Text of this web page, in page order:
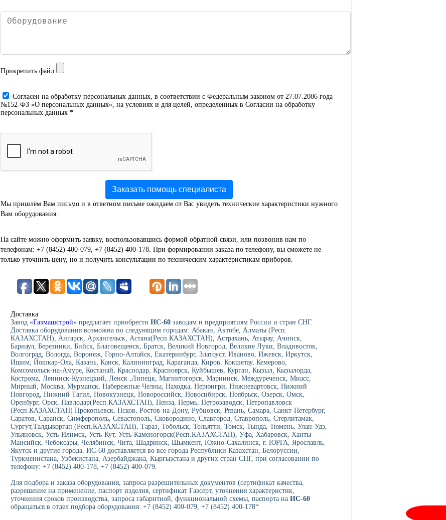
Прикрепить файл
Cогласен на обработку персональных данных, в соответствии с Федеральным законом от 27.07.2006 года
№152-ФЗ «О персональных данных», на условиях и для целей, определенных в Согласии на обработку
персональных данных *
Заказать помощь специалиста
Мы пришлём Вам письмо и в ответном письме ожидаем от Вас увидеть технические характеристики нужного
Вам оборудования.
На сайте можно оформить заявку, воспользовавшись формой обратной связи, или позвонив нам по
телефонам: +7 (8452) 400-079, +7 (8452) 400-178. При формировании заказа по телефону, вы сможете не
только уточнить цену, но и получить консультации по техническим характеристикам приборов.
Доставка
Завод «Газмашстрой» предлагает приобрести ИС-60заводам и предприятиям России и стран СНГ.
Доставка оборудования возможна по следующим городам: Абакан, Актобе, Алматы (Респ.
КАЗАХСТАН), Ангарск, Архангельск, Астана(Респ.КАЗАХСТАН), Астрахань, Атырау, Ачинск,
Барнаул, Березники, Бийск, Благовещенск, Братск, Великий Новгород, Великие Луки, Владивосток,
Волгоград, Вологда, Воронеж, Горно-Алтайск, Екатеринбург, Златоуст, Иваново, Ижевск, Иркутск,
Ишим, Йошкар-Ола, Казань, Канск, Калининград, Караганда, Киров, Кокшетау, Кемерово,
Комсомольск-на-Амуре, Костанай, Краснодар, Красноярск, Куйбышев, Курган, Кызыл, Кызылорда,
Кострома, Ленинск-Кузнецкий, Ленск ,Липецк, Магнитогорск, Мариинск, Междуреченск, Миасс,
Мирный, Москва, Мурманск, Набережные Челны, Находка, Нерюнгри, Нижневартовск, Нижний
Новгород, Нижний Тагил, Новокузнецк, Новороссийск, Новосибирск, Ноябрьск, Озерск, Омск,
Оренбург, Орск, Павлодар(Респ.КАЗАХСТАН), Пенза, Пермь, Петрозаводск, Петропавловск
(Респ.КАЗАХСТАН) Прокопьевск, Псков, Ростов-на-Дону, Рубцовск, Рязань, Самара, Санкт-Петербург,
Саратов, Саранск, Симферополь, Севастополь, Сковородино, Славгород, Ставрополь, Стерлитамак,
Сургут,Талдыкорган (Респ.КАЗАХСТАН), Тараз, Тобольск, Тольятти, Томск, Тында, Тюмень, Улан-Удэ,
Ульяновск, Усть-Илимск, Усть-Кут, Усть-Каменогорск(Респ.КАЗАХСТАН), Уфа, Хабаровск, Ханты-
Мансийск, Чебоксары, Челябинск, Чита, Шадринск, Шымкент, Южно-Сахалинск, г. ЮРГА, Ярославль,
Якутск и другие города. ИС-60 доставляется во все города Республики Казахстан, Белоруссии,
Туркменистана, Узбекистана, Азербайджана, Кыргызстана и других стран СНГ, при согласовании по
телефону: +7 (8452) 400-178, +7 (8452) 400-079.
Для подбора и заказа оборудования, запроса разрешительных документов (сертификат качества,
разрешение на применение, паспорт изделия, сертификат Газсерт, уточнения характеристик,
уточнения сроков производства, запроса габаритной, функциональной схемы, паспорта на ИС-60
обращаться в отдел подбора оборудования: +7 (8452) 400-079, +7 (8452) 400-178*